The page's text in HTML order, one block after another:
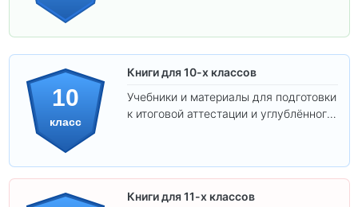
10
класс
Книги для 10-х классов
Учебники и материалы для подготовки
к итоговой аттестации и углублённого
Книги для 11-х классов